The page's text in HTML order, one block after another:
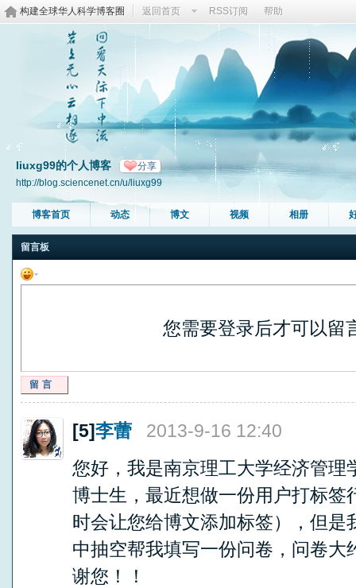
构建全球华人科学博客圈 返回首页 RSS订阅 帮助
liuxg99的个人博客 分享
http://blog.sciencenet.cn/u/liuxg99
博客首页 动态 博文 视频 相册
留言板
您需要登录后才可以留
留言
[5]李蕾
2013-9-16 12:40
您好，我是南京理工大学经济管
博士生，最近想做一份用户打标
时会让您给博文添加标签），但
中抽空帮我填写一份问卷，问卷
谢您！！